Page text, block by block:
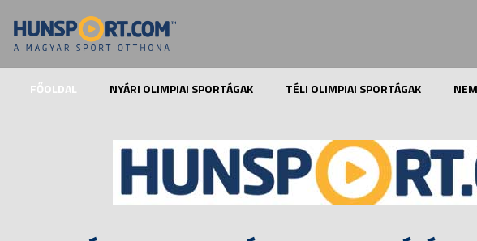
FŐOLDAL NYÁRI OLIMPIAI SPORTÁGAK TÉLI OLIMPIAI SPORTÁGAK